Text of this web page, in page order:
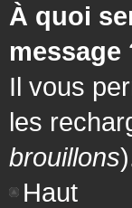
À quoi
message
Il vous
les
brouillons
Haut